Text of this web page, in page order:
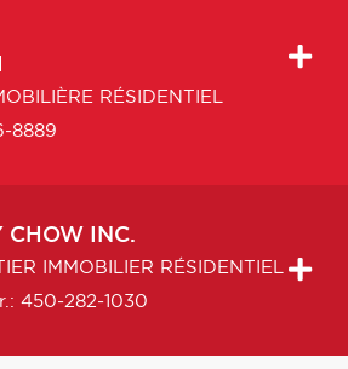
RÉSIDENTIEL
8889
CHOW INC.
IMMOBILIER RÉSIDENTIEL
450-282-1030